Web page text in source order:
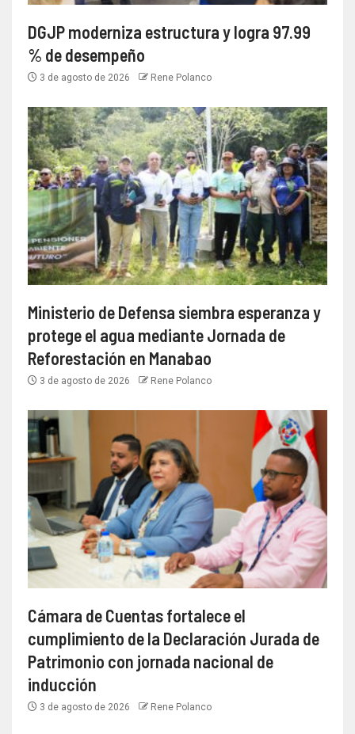
DGJP moderniza estructura y logra 97.99
% de desempeño
3 de agosto de 2026 Rene Polanco
Ministerio de Defensa siembra esperanza y
protege el agua mediante Jornada de
Reforestación en Manabao
3 de agosto de 2026 Rene Polanco
Cámara de Cuentas fortalece el
cumplimiento de la Declaración Jurada de
Patrimonio con jornada nacional de
inducción
3 de agosto de 2026 Rene Polanco